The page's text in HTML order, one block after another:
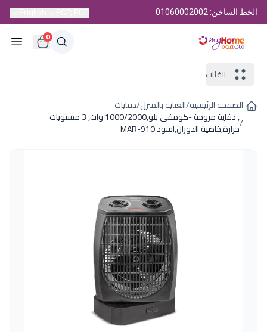
الخط الساخن: 01060002002
0
الفئات
الصفحة الرئيسية/العناية بالمنزل/دفايات
/
, دفاية مروحة -كومفي بلو,1000/2000 وات, 3 مستويات
حرارة,خاصية الدوران,اسود MAR-910